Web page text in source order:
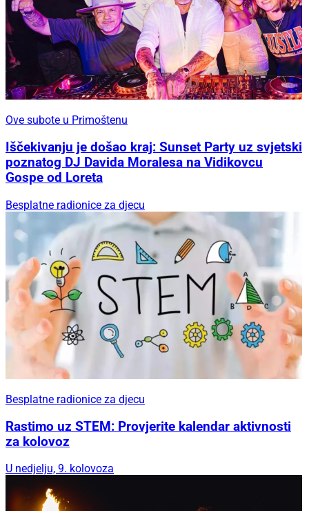
Ove subote u Primoštenu
Iščekivanju je došao kraj: Sunset Party uz svjetski
poznatog DJ Davida Moralesa na Vidikovcu
Gospe od Loreta
Besplatne radionice za djecu
Besplatne radionice za djecu
Rastimo uz STEM: Provjerite kalendar aktivnosti
za kolovoz
U nedjelju, 9. kolovoza